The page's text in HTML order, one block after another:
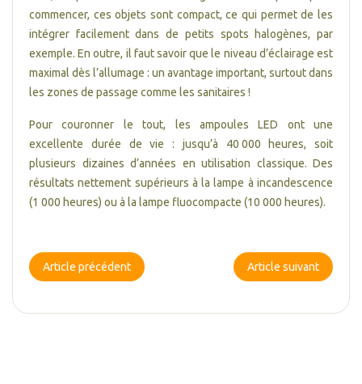
commencer, ces objets sont compact, ce qui permet de les
intégrer facilement dans de petits spots halogènes, par
exemple. En outre, il faut savoir que le niveau d’éclairage est
maximal dès l’allumage : un avantage important, surtout dans
les zones de passage comme les sanitaires !
Pour couronner le tout, les ampoules LED ont une
excellente durée de vie : jusqu’à 40 000 heures, soit
plusieurs dizaines d’années en utilisation classique. Des
résultats nettement supérieurs à la lampe à incandescence
(1 000 heures) ou à la lampe fluocompacte (10 000 heures).
Article précédent Article suivant